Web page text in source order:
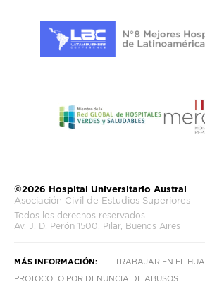
©2026 Hospital Universitario Austral
Asociación Civil de Estudios Superiores
Todos los derechos reservados
Av. J. D. Perón 1500, Pilar, Buenos Aires
MÁS INFORMACIÓN: TRABAJAR EN EL HUA
PROTOCOLO POR DENUNCIA DE ABUSOS